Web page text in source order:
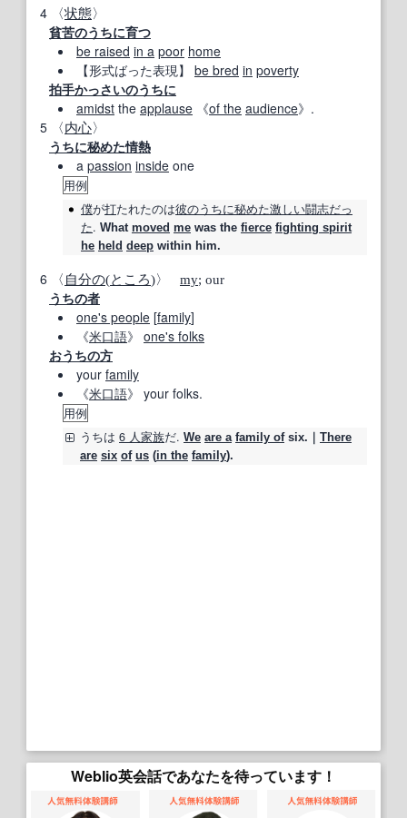
4 〈状態〉
貧苦のうちに育つ
be raised in a poor home
【形式ばった表現】 be bred in poverty
拍手かっさいのうちに
amidst the applause 《of the audience》.
5
〈内心〉
うちに秘めた情熱
a passion inside one
用例
僕が打たれたのは彼のうちに秘めた激しい闘志だっ
た. What moved me was the fierce fighting spirit
he held deep within him.
6 〈 自分の(ところ)〉 my; our
うちの者
one's people [family]
《米口語》 one's folks
おうちの方
your family
《米口語》 your folks.
用例
うちは 6 人家族だ. We are a family ofsix.｜ There
are six of us (in the family).
Weblio英会話であなたを待っています！